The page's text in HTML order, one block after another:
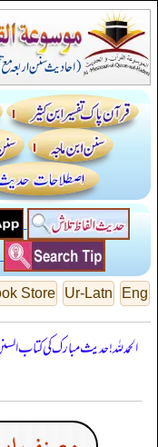
Eng
Ur-Latn
Store
الحمدللہ! حدیث مبارک کی کتاب